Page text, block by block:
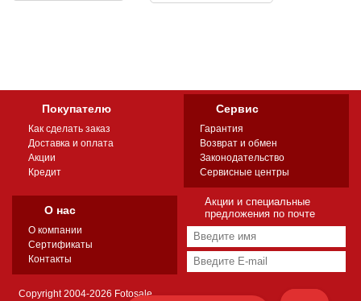
Покупателю
Как сделать заказ
Доставка и оплата
Акции
Кредит
Сервис
Гарантия
Возврат и обмен
Законодательство
Сервисные центры
О нас
О компании
Сертификаты
Контакты
Акции и специальные
предложения по почте
Copyright 2004-2026 Fotosale